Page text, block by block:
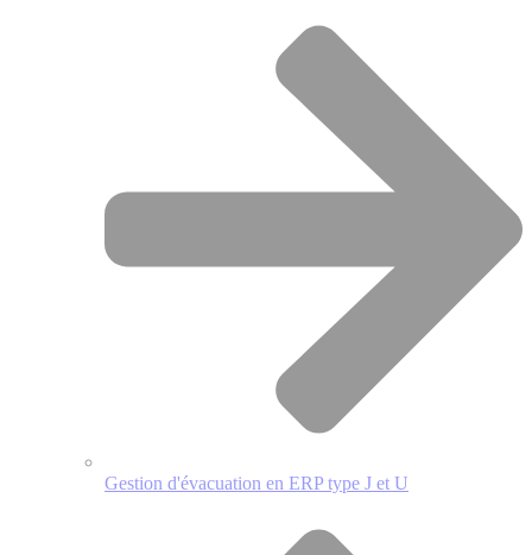
Gestion d'évacuation en ERP type J et U